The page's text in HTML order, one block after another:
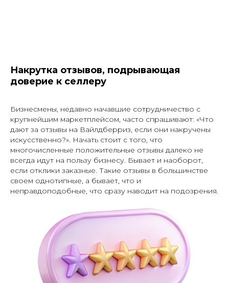
Накрутка отзывов, подрывающая
доверие к селлеру
Бизнесмены, недавно начавшие сотрудничество с
крупнейшим маркетплейсом, часто спрашивают: «Что
дают за отзывы на Вайлдберриз, если они накручены
искусственно?». Начать стоит с того, что
многочисленные положительные отзывы далеко не
всегда идут на пользу бизнесу. Бывает и наоборот,
если отклики заказные. Такие отзывы в большинстве
своем однотипные, а бывает, что и
неправдоподобные, что сразу наводит на подозрения.